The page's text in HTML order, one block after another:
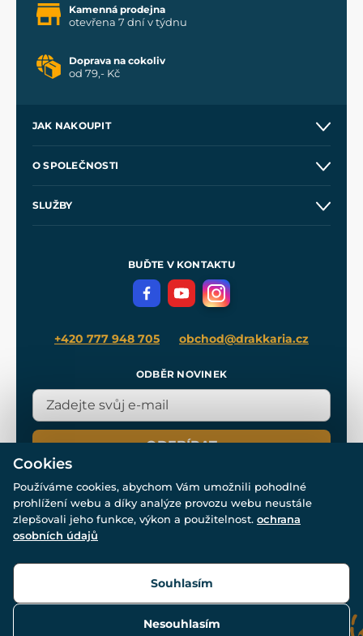
Kamenná prodejna
otevřena 7 dní v týdnu
Doprava na cokoliv
od 79,- Kč
JAK NAKOUPIT
Velkoobchod
O SPOLEČNOSTI
SLUŽBY
Meče pro Kingdom Come
BUĎTE V KONTAKTU
+420 777 948 705 obchod@drakkaria.cz
ODBĚR NOVINEK
ODEBÍRAT
© Všechna práva vyhrazena. www.drakkaria.cz 2007-2026.
Cookies
Používáme cookies, abychom Vám umožnili pohodlné
prohlížení webu a díky analýze provozu webu neustále
zlepšovali jeho funkce, výkon a použitelnost. ochrana
osobních údajů
Nesouhlasím
Souhlasím